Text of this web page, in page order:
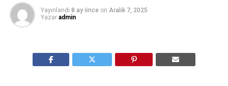
Yayınlandı 8 ay önce on Aralık 7, 2025
Yazar admin